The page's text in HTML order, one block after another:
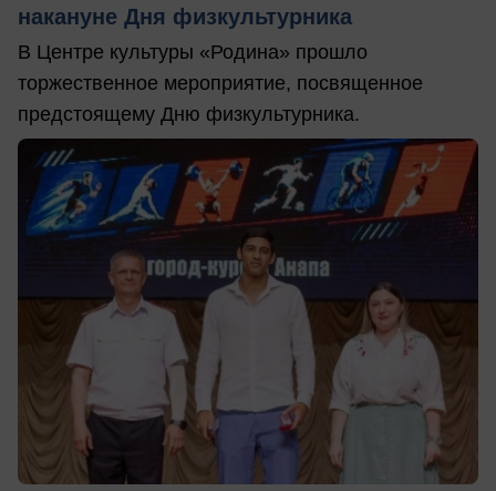
накануне Дня физкультурника
В Центре культуры «Родина» прошло
торжественное мероприятие, посвященное
предстоящему Дню физкультурника.